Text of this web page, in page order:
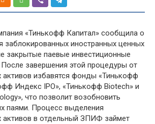
«Тинькофф Капитал» сообщила о
заблокированных иностранных ценных
закрытые паевые инвестиционные
завершения этой процедуры от
активов избавятся фонды «Тинькофф
Индекс IPO», «Тинькофф Biotech» и
что позволит возобновить
паями. Процесс выделения
активов в отдельный ЗПИФ займет